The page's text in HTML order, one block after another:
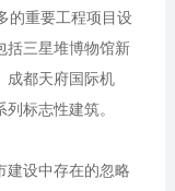
的重要工程项目设
括三星堆博物馆新
成都天府国际机
标志性建筑。
建设中存在的忽略